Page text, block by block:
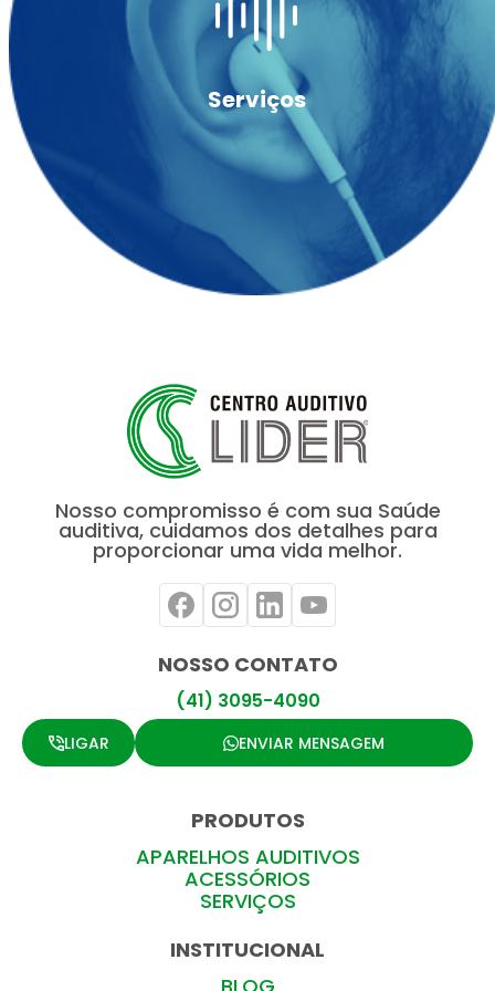
Serviços
Nosso compromisso é com sua Saúde
auditiva, cuidamos dos detalhes para
proporcionar uma vida melhor.
PRODUTOS
APARELHOS AUDITIVOS
ACESSÓRIOS
SERVIÇOS
INSTITUCIONAL
NOSSO CONTATO
(41) 3095-4090
LIGAR ENVIAR MENSAGEM